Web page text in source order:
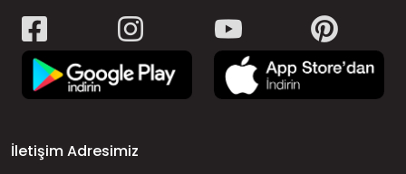
İletişim Adresimiz